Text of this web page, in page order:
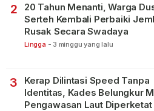
2
20 Tahun Menanti, Warga
Serteh Kembali Perbaiki
Rusak Secara Swadaya
Lingga - 3 minggu yang lalu
3
Kerap Dilintasi Speed Tanpa
Identitas, Kades Belungkur
Pengawasan Laut Diperketat